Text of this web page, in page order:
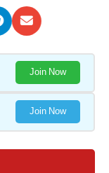
Join Now
Join Now